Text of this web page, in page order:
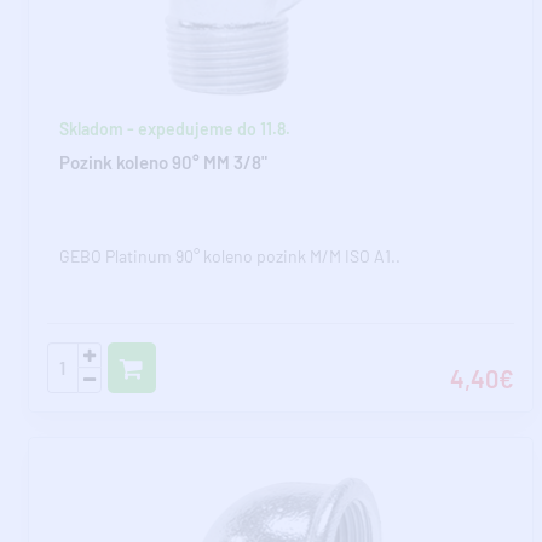
Skladom - expedujeme do 11.8.
Pozink koleno 90° MM 3/8"
GEBO Platinum 90° koleno pozink M/M ISO A1..
4,40€